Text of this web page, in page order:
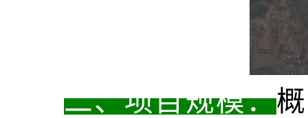
二、项目规模：